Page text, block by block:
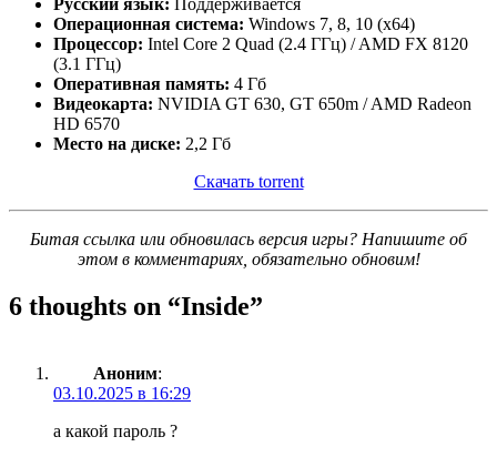
Операционная система: Windows 7, 8, 10 (x64)
Процессор: Intel Core 2 Quad (2.4 ГГц) / AMD FX 8120
(3.1 ГГц)
Оперативная память: 4 Гб
Видеокарта: NVIDIA GT 630, GT 650m / AMD Radeon
HD 6570
Место на диске: 2,2 Гб
Скачать torrent
Битая ссылка или обновилась версия игры? Напишите об
этом в комментариях, обязательно обновим!
6 thoughts on “Inside”
Аноним:
03.10.2025 в 16:29
а какой пароль ?